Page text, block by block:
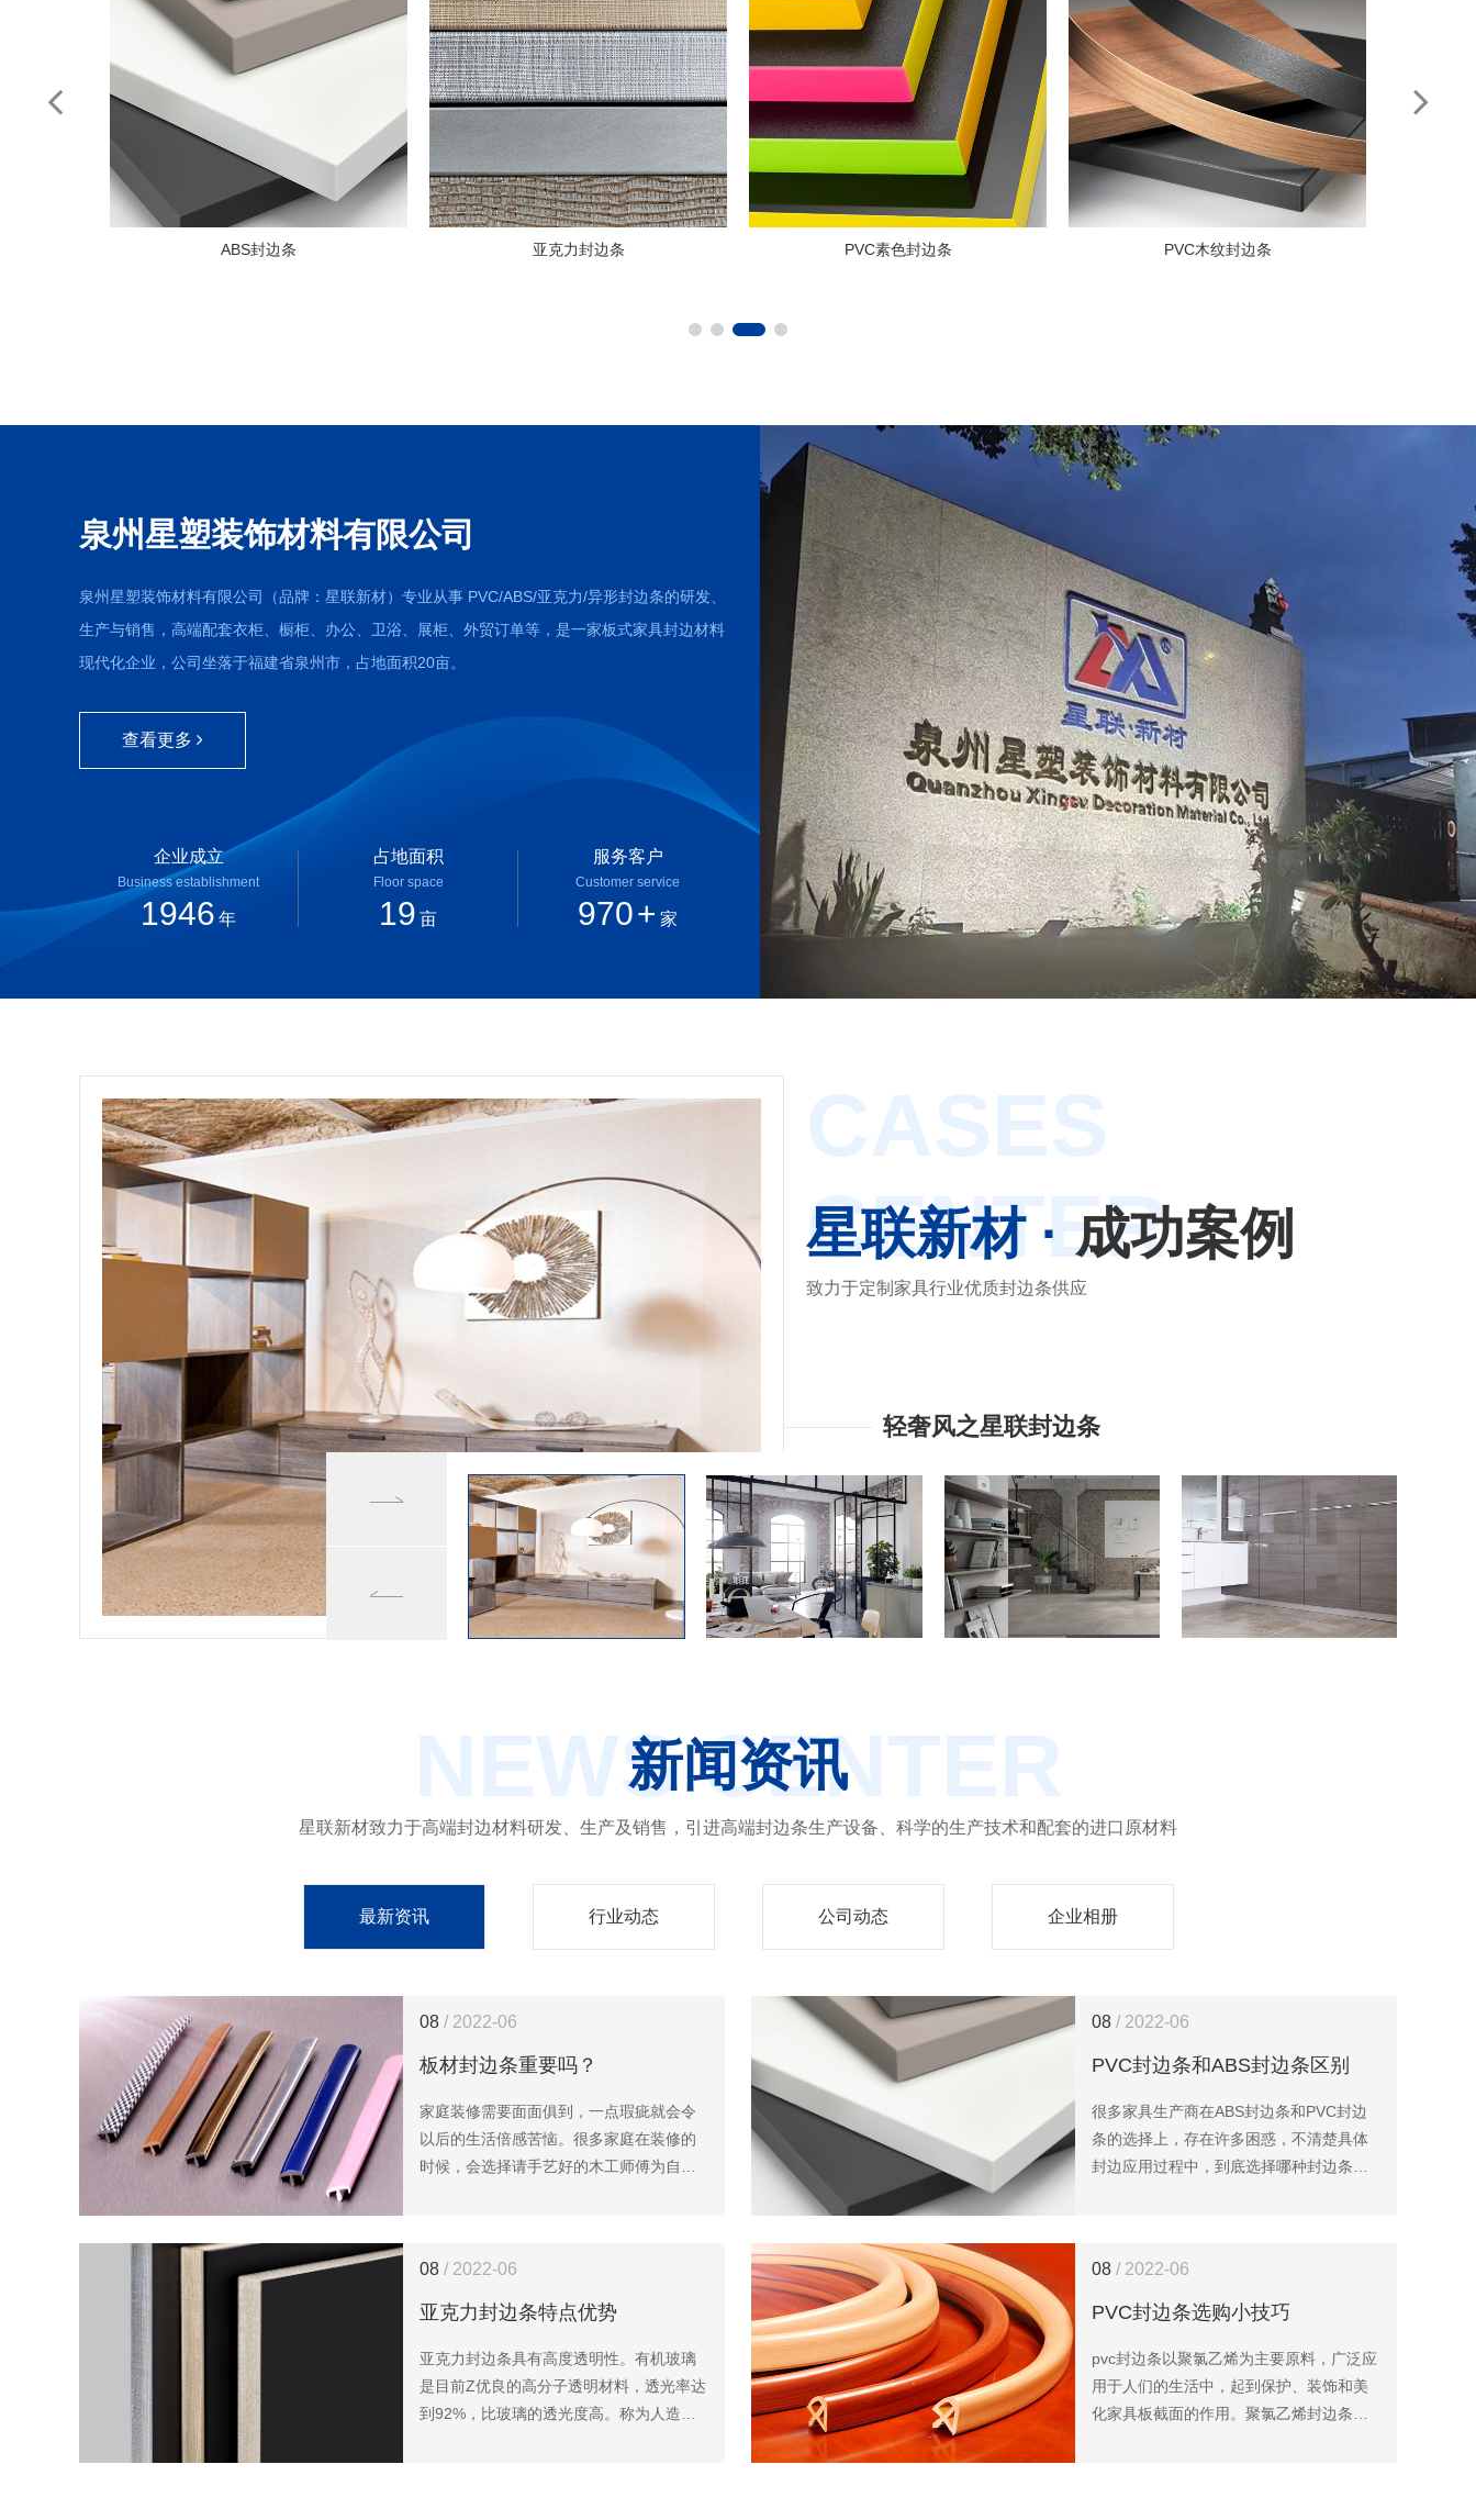
亚克力封边条 PVC素色封边条 PVC木纹封边条 ABS封边条
泉州星塑装饰材料有限公司
泉州星塑装饰材料有限公司（品牌：星联新材）专业从事 PVC/ABS/亚克力/异形封边条的研发、
生产与销售，高端配套衣柜、橱柜、办公、卫浴、展柜、外贸订单等，是一家板式家具封边材料
现代化企业，公司坐落于福建省泉州市，占地面积20亩。
查看更多
企业成立
Business establishment
2006 年
占地面积
Floor space
20 亩
服务客户
Customer service
1000+家
CENTER
星联新材 · 成功案例
致力于定制家具行业优质封边条供应
轻奢风之星联封边条
NEWS CENTER
新闻资讯
星联新材致力于高端封边材料研发、生产及销售，引进高端封边条生产设备、科学的生产技术和配套的进口原材料
最新资讯 行业动态 公司动态 企业相册
08 / 2022-06
板材封边条重要吗？
家庭装修需要面面俱到，一点瑕疵就会令
以后的生活倍感苦恼。很多家庭在装修的
时候，会选择请手艺好的木工师傅为自己
题。千万不要小看板材封边条，真的是非
常重要呢。
08 / 2022-06
PVC封边条和ABS封边条区别
很多家具生产商在ABS封边条和PVC封边
条的选择上，存在许多困惑，不清楚具体
封边应用过程中，到底选择哪种封边条才
08 / 2022-06
亚克力封边条特点优势
亚克力封边条具有高度透明性。有机玻璃
是目前Z优良的高分子透明材料，透光率达
到92%，比玻璃的透光度高。称为人造小
08 / 2022-06
PVC封边条选购小技巧
pvc封边条以聚氯乙烯为主要原料，广泛应
用于人们的生活中，起到保护、装饰和美
化家具板截面的作用。聚氯乙烯封边条具